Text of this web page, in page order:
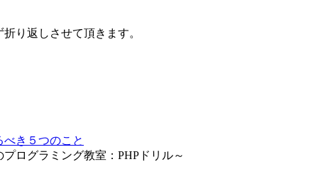
り返しさせて頂きます。
き５つのこと
ログラミング教室：PHPドリル～